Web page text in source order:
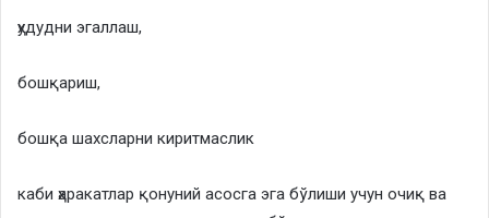
ҳудудни эгаллаш,
бошқариш,
бошқа шахсларни киритмаслик
каби ҳаракатлар қонуний асосга эга бўлиши учун очиқ ва